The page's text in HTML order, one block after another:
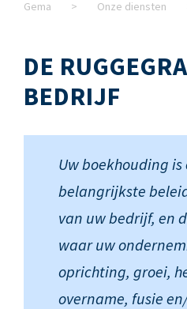
Gema > Onze diensten
DE
BEDRIJF
Uw boekhouding is
belangrijkste
van uw bedrijf, en
waar uw
oprichting, groei,
overname, fusie